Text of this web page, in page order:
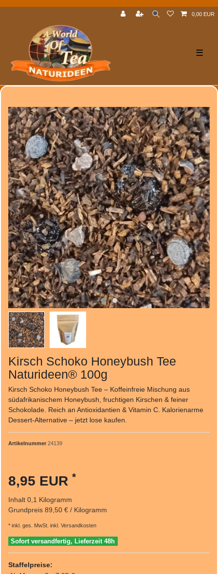
0,00 EUR
☰
Kirsch Schoko Honeybush Tee
Naturideen® 100g
Kirsch Schoko Honeybush Tee – Koffeinfreie Mischung aus
südafrikanischem Honeybush, fruchtigen Kirschen & feiner
Schokolade. Reich an Antioxidantien & Vitamin C. Kalorienarme
Dessert-Alternative – jetzt lose kaufen.
Artikelnummer 24139
8,95 EUR *
Inhalt 0,1 Kilogramm
Grundpreis 89,50 € / Kilogramm
* inkl. ges. MwSt. inkl. Versandkosten
Sofort versandfertig, Lieferzeit 48h
Staffelpreise: